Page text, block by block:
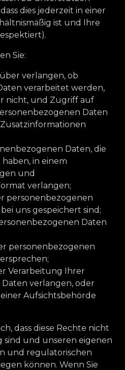
dies jederzeit in einer
ist und Ihre
Sie:
verlangen, ob
verarbeitet werden,
nicht, und Zugriff auf
Daten
Daten, die
in einem
und
verlangen;
personenbezogenen
uns gespeichert sind;
Daten
personenbezogenen
Verarbeitung Ihrer
verlangen, oder
Aufsichtsbehörde
dass diese Rechte nicht
und unseren eigenen
und regulatorischen
können. Wenn Sie